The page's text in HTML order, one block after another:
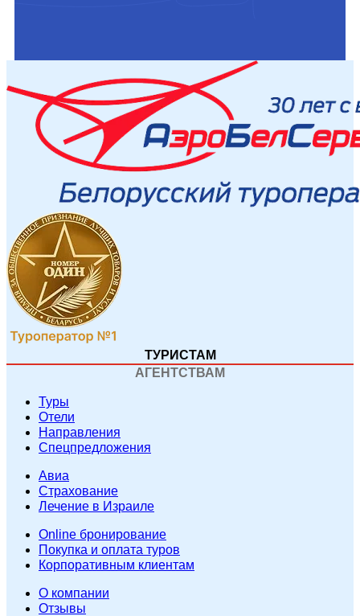
ТУРИСТАМ
АГЕНТСТВАМ
Туры
Отели
Направления
Спецпредложения
Авиа
Страхование
Лечение в Израиле
Online бронирование
Покупка и оплата туров
Корпоративным клиентам
O компании
Отзывы